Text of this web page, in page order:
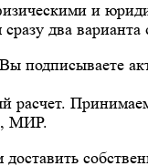
и
два варианта
подписываете
расчет.
МИР.